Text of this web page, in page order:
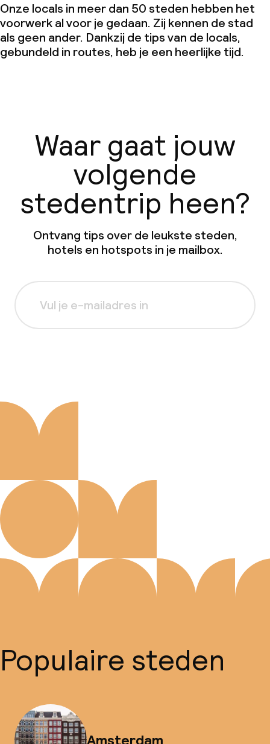
Onze locals in meer dan 50 steden hebben het
voorwerk al voor je gedaan. Zij kennen de stad
als geen ander. Dankzij de tips van de locals,
gebundeld in routes, heb je een heerlijke tijd.
Waar gaat jouw
volgende
stedentrip heen?
Ontvang tips over de leukste steden,
hotels en hotspots in je mailbox.
Populaire steden
Amsterdam